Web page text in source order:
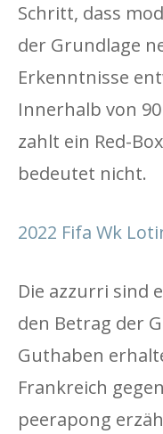
Schritt, dass
der Grundlage
Erkenntnisse
Innerhalb von
zahlt ein Red-
bedeutet nicht.
2022 Fifa Wk
Die azzurri sind
den Betrag der
Guthaben
Frankreich
peerapong